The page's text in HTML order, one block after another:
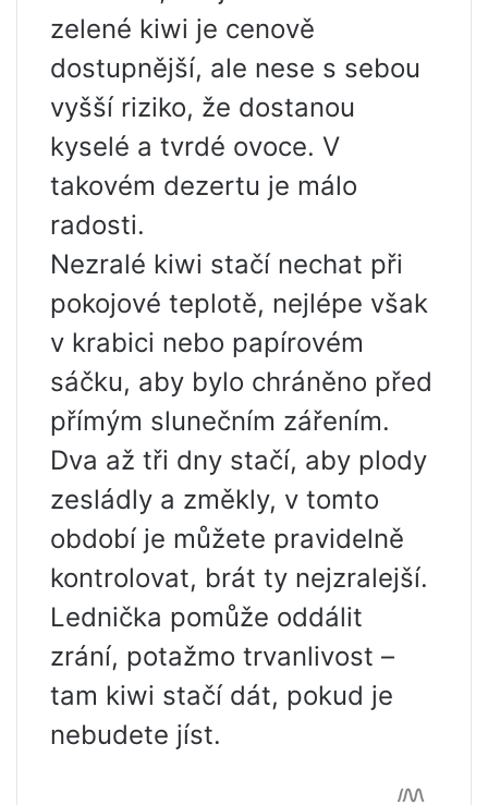
zelené kiwi je cenově
dostupnější, ale nese s sebou
vyšší riziko, že dostanou
kyselé a tvrdé ovoce. V
takovém dezertu je málo
radosti.
Nezralé kiwi stačí nechat při
pokojové teplotě, nejlépe však
v krabici nebo papírovém
sáčku, aby bylo chráněno před
přímým slunečním zářením.
Dva až tři dny stačí, aby plody
zesládly a změkly, v tomto
období je můžete pravidelně
kontrolovat, brát ty nejzralejší.
Lednička pomůže oddálit
zrání, potažmo trvanlivost –
tam kiwi stačí dát, pokud je
nebudete jíst.